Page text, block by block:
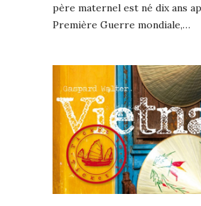
père maternel est né dix ans
Première Guerre mondiale,…